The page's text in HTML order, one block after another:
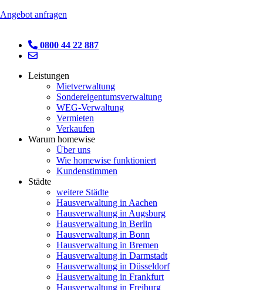
Angebot anfragen
0800 44 22 887
Leistungen
Mietverwaltung
Sondereigentumsverwaltung
WEG-Verwaltung
Vermieten
Verkaufen
Warum homewise
Über uns
Wie homewise funktioniert
Kundenstimmen
Städte
weitere Städte
Hausverwaltung in Aachen
Hausverwaltung in Augsburg
Hausverwaltung in Berlin
Hausverwaltung in Bonn
Hausverwaltung in Bremen
Hausverwaltung in Darmstadt
Hausverwaltung in Düsseldorf
Hausverwaltung in Frankfurt
Hausverwaltung in Freiburg